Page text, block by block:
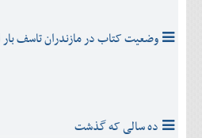
وضعیت کتاب در مازندران تاسف
ده سالی که گذشت